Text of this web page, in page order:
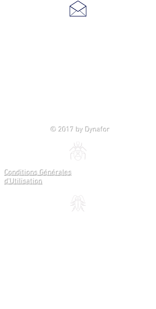
© 2017 by Dynafor
Conditions Générales
d'Utilisation